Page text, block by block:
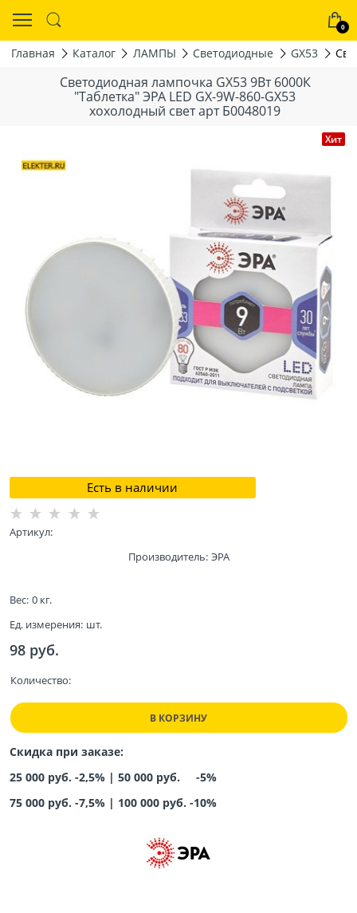
0
Главная Каталог ЛАМПЫ Светодиодные GX53
Светодиодная лампочка GX53 9Вт 6000К
"Таблетка" ЭРА LED GX-9W-860-GX53
хохолодный свет арт Б0048019
Хит
Есть в наличии
Артикул:
Производитель: ЭРА
Вес: 0 кг.
Ед. измерения: шт.
98 руб.
Количество:
В КОРЗИНУ
Скидка при заказе:
25 000 руб. -2,5% | 50 000 руб. -5%
75 000 руб. -7,5% | 100 000 руб. -10%